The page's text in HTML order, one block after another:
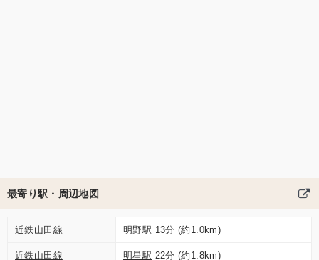
最寄り駅・周辺地図
近鉄山田線 明野駅 13分 (約1.0km)
近鉄山田線 明星駅 22分 (約1.8km)